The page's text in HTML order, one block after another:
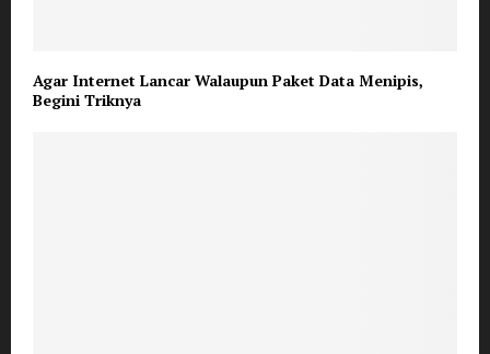
Agar Internet Lancar Walaupun Paket Data Menipis,
Begini Triknya